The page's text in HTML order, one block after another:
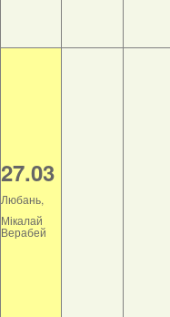
27.03
Любань,
Мікалай
Верабей